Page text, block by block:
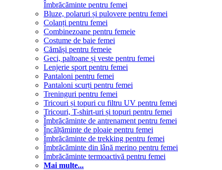
Îmbrăcăminte pentru femei
Bluze, polaruri și pulovere pentru femei
Colanți pentru femei
Combinezoane pentru femeie
Costume de baie femei
Cămăși pentru femeie
Geci, paltoane și veste pentru femei
Lenjerie sport pentru femei
Pantaloni pentru femei
Pantaloni scurți pentru femei
Treninguri pentru femei
Tricouri și topuri cu filtru UV pentru femei
Tricouri, T-shirt-uri și topuri pentru femei
Îmbrăcăminte de antrenament pentru femei
Încălțăminte de ploaie pentru femei
Îmbrăcăminte de trekking pentru femei
Îmbrăcăminte din lână merino pentru femei
Îmbrăcăminte termoactivă pentru femei
Mai multe...